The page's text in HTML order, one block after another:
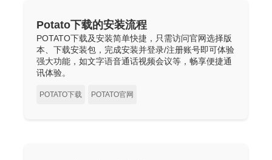
Potato下载的安装流程
POTATO下载及安装简单快捷，只需访问官网选择版
本、下载安装包，完成安装并登录/注册账号即可体验
强大功能，如文字语音通话视频会议等，畅享便捷通
讯体验。
POTATO下载 POTATO官网